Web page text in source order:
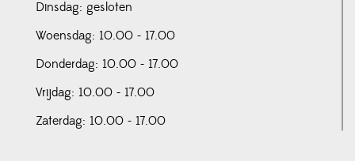
Dinsdag: gesloten
Woensdag: 10.00 - 17.00
Donderdag: 10.00 - 17.00
Vrijdag: 10.00 - 17.00
Zaterdag: 10.00 - 17.00